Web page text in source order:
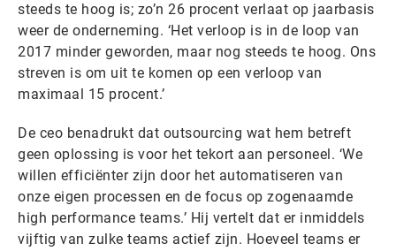
steeds te hoog is; zo’n 26 procent verlaat op jaarbasis
weer de onderneming. ‘Het verloop is in de loop van
2017 minder geworden, maar nog steeds te hoog. Ons
streven is om uit te komen op een verloop van
maximaal 15 procent.’
De ceo benadrukt dat outsourcing wat hem betreft
geen oplossing is voor het tekort aan personeel. ‘We
willen efficiënter zijn door het automatiseren van
onze eigen processen en de focus op zogenaamde
high performance teams.’ Hij vertelt dat er inmiddels
vijftig van zulke teams actief zijn. Hoeveel teams er